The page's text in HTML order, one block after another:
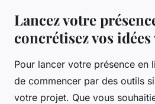
Lancez votre
concrétisez vos
Pour lancer votre présence en
de commencer par des outils
votre projet. Que vous